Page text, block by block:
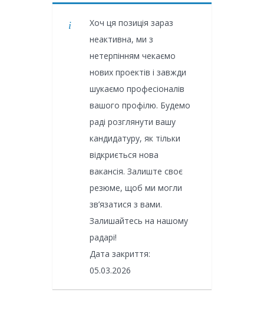
Хоч ця позиція зараз
неактивна, ми з
нетерпінням чекаємо
нових проектів і завжди
шукаємо професіоналів
вашого профілю. Будемо
раді розглянути вашу
кандидатуру, як тільки
відкриється нова
вакансія. Залиште своє
резюме, щоб ми могли
зв’язатися з вами.
Залишайтесь на нашому
радарі!
Дата закриття:
05.03.2026